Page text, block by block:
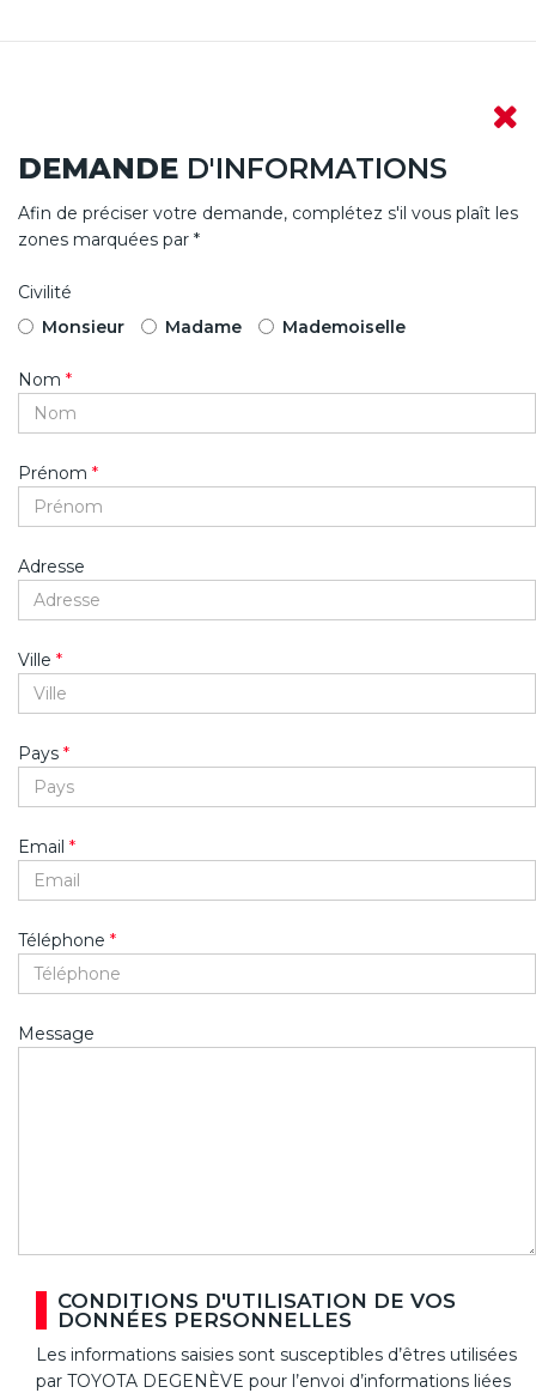
DEMANDE D'INFORMATIONS
Afin de préciser votre demande, complétez s'il vous plaît les
zones marquées par *
Civilité
Monsieur
Madame Mademoiselle
Nom *
Prénom *
Adresse
Ville *
Pays *
Email *
Téléphone *
Message
CONDITIONS D'UTILISATION DE VOS
DONNÉES PERSONNELLES
Les informations saisies sont susceptibles d’êtres utilisées
par TOYOTA DEGENÈVE pour l’envoi d’informations liées